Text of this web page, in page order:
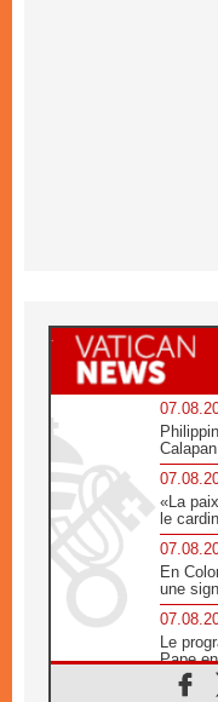
«La
le
En
une
Le
Pape